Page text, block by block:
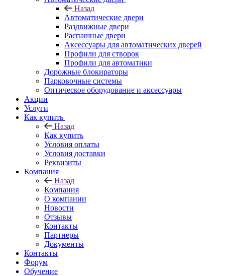
Назад
Автоматические двери
Раздвижные двери
Распашные двери
Аксессуары для автоматических дверей
Профили для створок
Профили для автоматики
Дорожные блокираторы
Парковочные системы
Оптическое оборудование и аксессуары
Акции
Услуги
Как купить
Назад
Как купить
Условия оплаты
Условия доставки
Реквизиты
Компания
Назад
Компания
О компании
Новости
Отзывы
Контакты
Партнеры
Документы
Контакты
Форум
Обучение